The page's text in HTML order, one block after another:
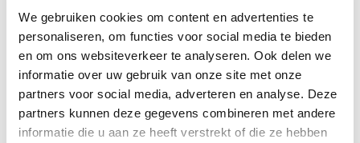
We gebruiken cookies om content en advertenties te
personaliseren, om functies voor social media te bieden
en om ons websiteverkeer te analyseren. Ook delen we
informatie over uw gebruik van onze site met onze
partners voor social media, adverteren en analyse. Deze
partners kunnen deze gegevens combineren met andere
informatie die u aan ze heeft verstrekt of die ze hebben
Decaan Douglas Elmendorf biedt Manning in een
verklaringexcuses aan en benadrukt dat zij nog wel
welkom is om te spreken op de universiteit. Manning
zelf lijkt hier geen genoegen mee te nemen en spreekt
op Twitter over een “politiestaat”.